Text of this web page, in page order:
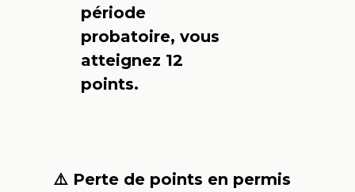
période
probatoire, vous
atteignez 12
points.
⚠️ Perte de points en permis